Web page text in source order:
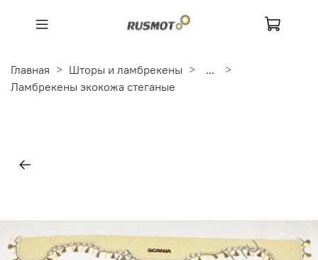
Главная Шторы и ламбрекены
...
Ламбрекены экокожа стеганые